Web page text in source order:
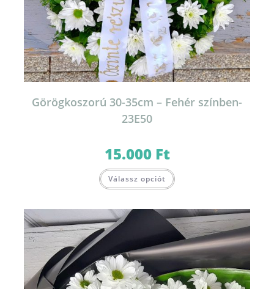
Görögkoszorú 30-35cm – Fehér színben-
23E50
15.000 Ft
Válassz opciót